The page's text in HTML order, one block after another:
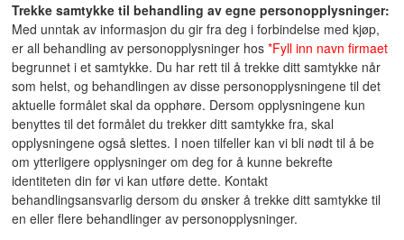
Trekke samtykke til behandling av egne personopplysninger:
Med unntak av informasjon du gir fra deg i forbindelse med kjøp,
er all behandling av personopplysninger hos*Fyll inn navn firmaet
begrunnet i et samtykke. Du har rett til å trekke ditt samtykke når
som helst, og behandlingen av disse personopplysningene til det
aktuelle formålet skal da opphøre. Dersom opplysningene kun
benyttes til det formålet du trekker ditt samtykke fra, skal
opplysningene også slettes. I noen tilfeller kan vi bli nødt til å be
om ytterligere opplysninger om deg for å kunne bekrefte
identiteten din før vi kan utføre dette. Kontakt
behandlingsansvarlig dersom du ønsker å trekke ditt samtykke til
en eller flere behandlinger av personopplysninger.